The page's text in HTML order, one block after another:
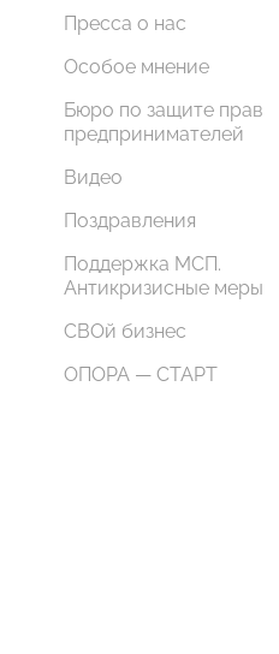
Пресса о нас
Особое мнение
Бюро по защите прав
предпринимателей
Видео
Поздравления
Поддержка МСП.
Антикризисные меры
СВОй бизнес
ОПОРА — СТАРТ